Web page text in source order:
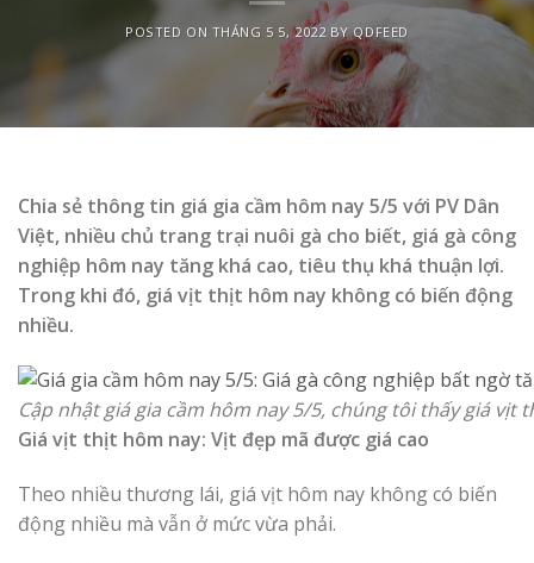
POSTED ON THÁNG 5 5, 2022 BYQDFEED
Chia sẻ thông tin giá gia cầm hôm nay 5/5 với PV Dân
Việt, nhiều chủ trang trại nuôi gà cho biết, giá gà công
nghiệp hôm nay tăng khá cao, tiêu thụ khá thuận lợi.
Trong khi đó, giá vịt thịt hôm nay không có biến động
nhiều.
Cập nhật giá gia cầm hôm nay 5/5, chúng tôi thấy giá vịt
Giá vịt thịt hôm nay: Vịt đẹp mã được giá cao
Theo nhiều thương lái, giá vịt hôm nay không có biến
động nhiều mà vẫn ở mức vừa phải.